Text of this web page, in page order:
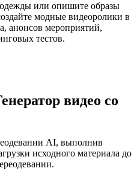
или опишите образы
модные видеоролики в
анонсов мероприятий,
тестов.
видео со
AI, выполнив
исходного материала до